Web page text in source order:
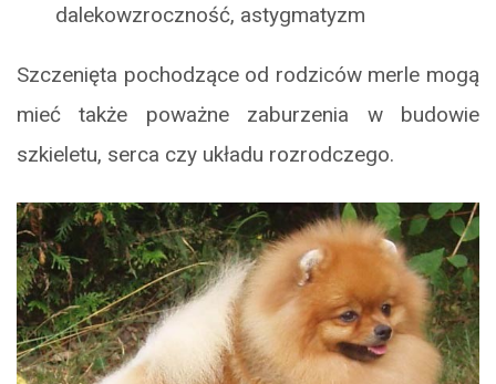
dalekowzroczność, astygmatyzm
Szczenięta pochodzące od rodziców merle mogą
mieć także poważne zaburzenia w budowie
szkieletu, serca czy układu rozrodczego.